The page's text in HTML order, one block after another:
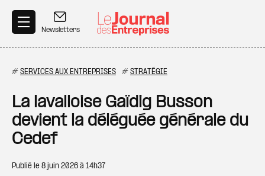
Newsletters
# SERVICES AUX ENTREPRISES # STRATÉGIE
La lavalloise Gaïdig Busson
devient la déléguée générale du
Cedef
Publié le 8 juin 2026 à 14h37